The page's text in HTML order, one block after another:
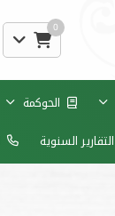
0
الحوكمة
التقارير السنوية